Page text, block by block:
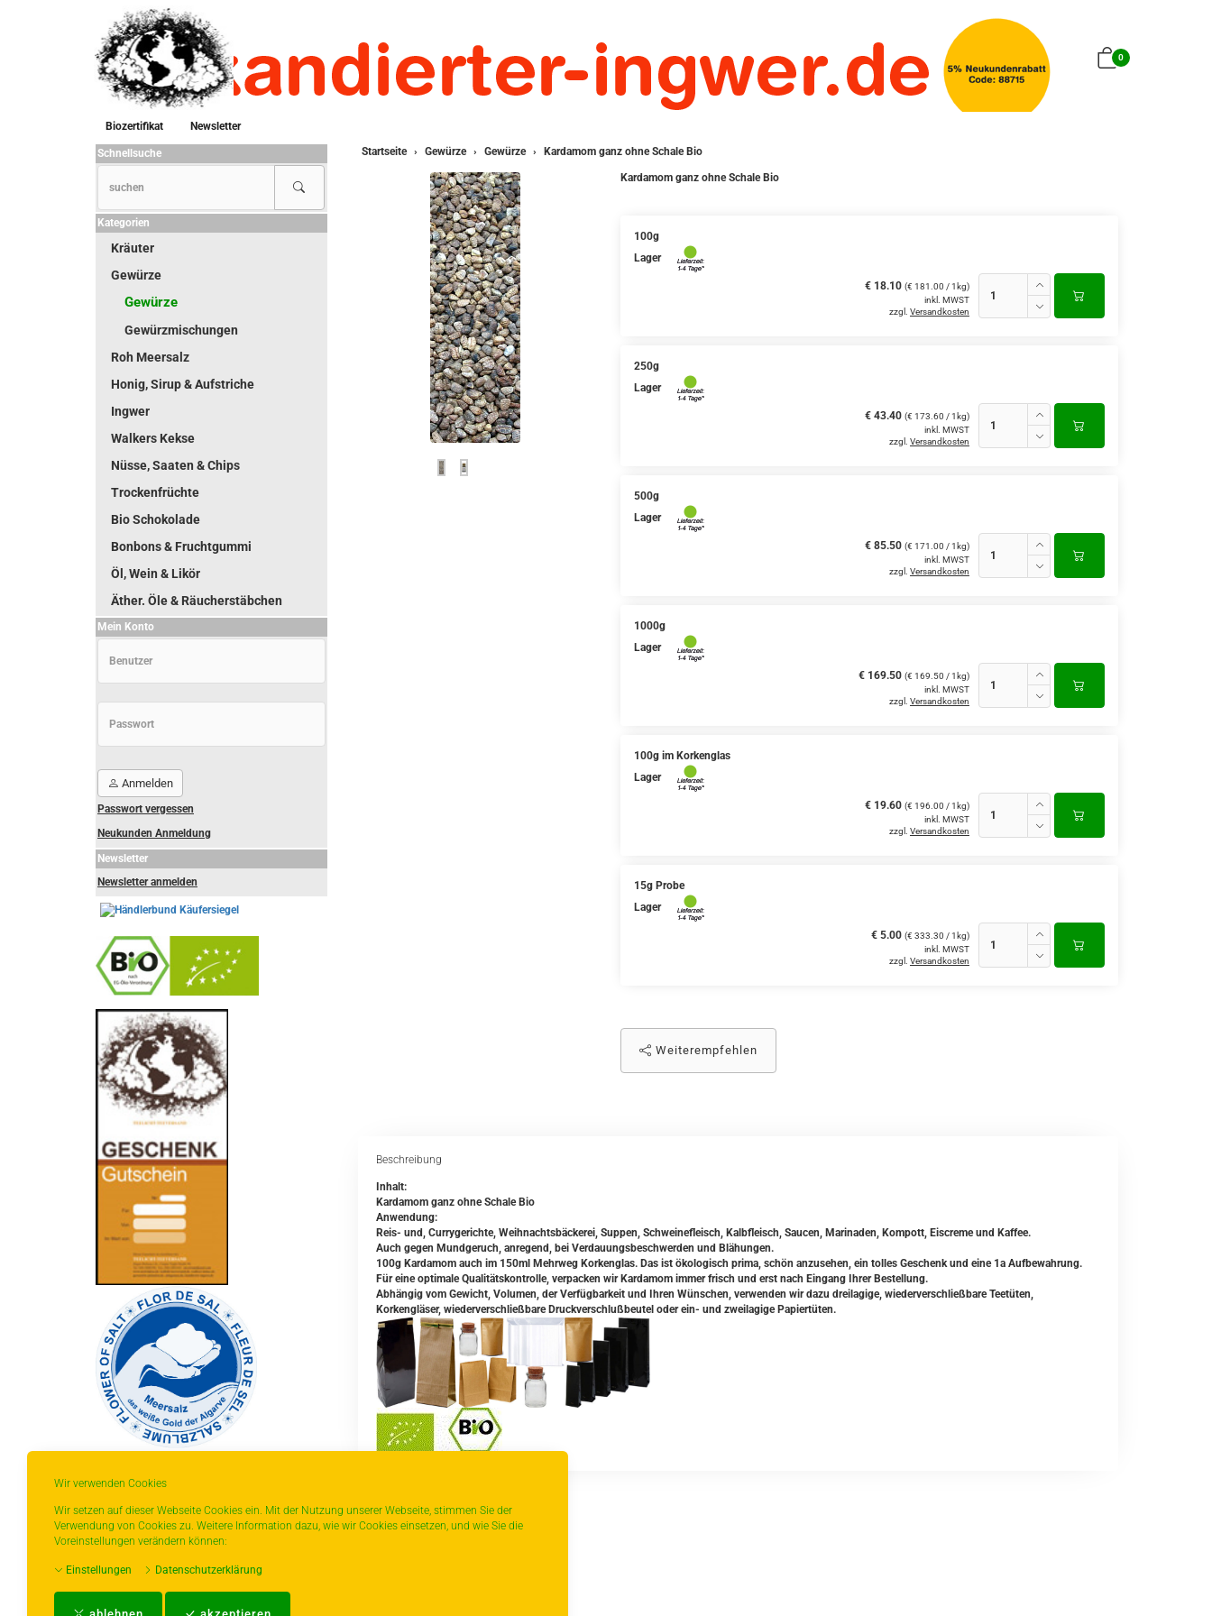
Wir verwenden Cookies
Wir setzen auf dieser Webseite Cookies ein. Mit der Nutzung unserer Webseite, stimmen Sie der
Verwendung von Cookies zu. Weitere Information dazu, wie wir Cookies einsetzen, und wie Sie die
Voreinstellungen verändern können:
Einstellungen Datenschutzerklärung
0
Biozertifikat
Newsletter
Startseite
Gewürze Gewürze Kardamom ganz ohne Schale Bio
Kardamom ganz ohne Schale Bio
100g
Lager
€ 18.10 (€ 181.00 / 1kg)
inkl. MWST
zzgl. Versandkosten
250g
Lager
€ 43.40 (€ 173.60 / 1kg)
inkl. MWST
zzgl. Versandkosten
500g
Lager
€ 85.50 (€ 171.00 / 1kg)
inkl. MWST
zzgl. Versandkosten
1000g
Lager
€ 169.50 (€ 169.50 / 1kg)
inkl. MWST
zzgl. Versandkosten
100g im Korkenglas
Lager
€ 19.60 (€ 196.00 / 1kg)
inkl. MWST
zzgl. Versandkosten
15g Probe
Lager
€ 5.00 (€ 333.30 / 1kg)
inkl. MWST
zzgl. Versandkosten
Weiterempfehlen
Beschreibung
Inhalt:
Kardamom ganz ohne Schale Bio
Anwendung:
Reis- und, Currygerichte, Weihnachtsbäckerei, Suppen, Schweinefleisch, Kalbfleisch, Saucen, Marinaden, Kompott, Eiscreme und Kaffee.
Auch gegen Mundgeruch, anregend, bei Verdauungsbeschwerden und Blähungen.
100g Kardamom auch im 150ml Mehrweg Korkenglas. Das ist ökologisch prima, schön anzusehen, ein tolles Geschenk und eine 1a Aufbewahrung.
Für eine optimale Qualitätskontrolle, verpacken wir Kardamom immer frisch und erst nach Eingang Ihrer Bestellung.
Abhängig vom Gewicht, Volumen, der Verfügbarkeit und Ihren Wünschen, verwenden wir dazu dreilagige, wiederverschließbare Teetüten,
Korkengläser, wiederverschließbare Druckverschlußbeutel oder ein- und zweilagige Papiertüten.
Schnellsuche
Kategorien
Kräuter
Gewürze
Gewürze
Gewürzmischungen
Roh Meersalz
Honig, Sirup & Aufstriche
Ingwer
Walkers Kekse
Nüsse, Saaten & Chips
Trockenfrüchte
Bio Schokolade
Bonbons & Fruchtgummi
Öl, Wein & Likör
Äther. Öle & Räucherstäbchen
Mein Konto
Anmelden
Passwort vergessen
Neukunden Anmeldung
Newsletter
Newsletter anmelden
* gilt für Lieferungen innerhalb Deutschlands,
bitte der Schaltfläche mit den